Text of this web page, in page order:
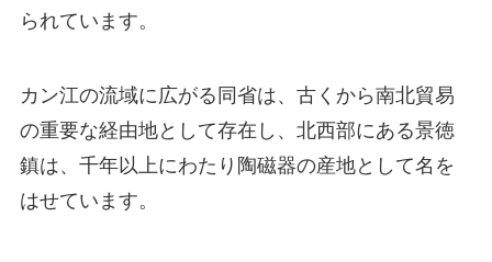
られています。
カン江の流域に広がる同省は、古くから南北貿易
の重要な経由地として存在し、北西部にある景徳
鎮は、千年以上にわたり陶磁器の産地として名を
はせています。